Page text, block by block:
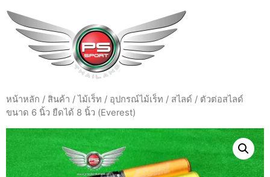
หน้าหลัก / สินค้า /ไม้เร็ท / อุปกรณ์ไม้เร็ท / สไลด์ / ตัวต่อสไลด์
ขนาด 6 นิ้ว ยืดได้ 8 นิ้ว (Everest)